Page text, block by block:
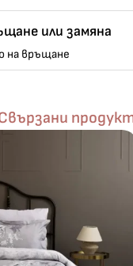
или замяна
на връщане